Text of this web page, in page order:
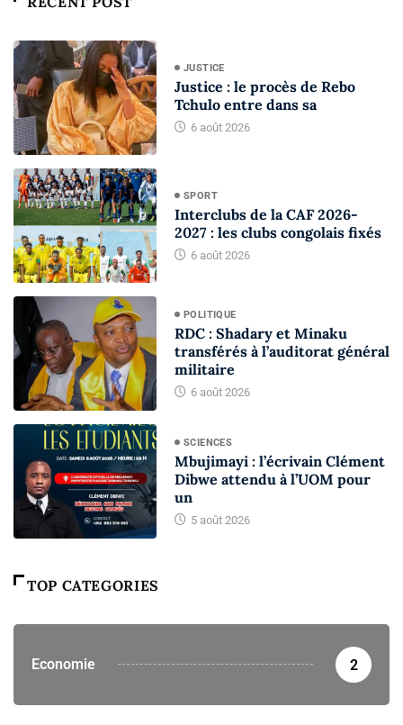
JUSTICE
Justice : le procès de Rebo
Tchulo entre dans sa
6 août 2026
SPORT
Interclubs de la CAF 2026-
2027 : les clubs congolais fixés
6 août 2026
POLITIQUE
RDC : Shadary et Minaku
transférés à l’auditorat général
militaire
6 août 2026
SCIENCES
Mbujimayi : l’écrivain Clément
Dibwe attendu à l’UOM pour
un
5 août 2026
TOP CATEGORIES
Economie 2